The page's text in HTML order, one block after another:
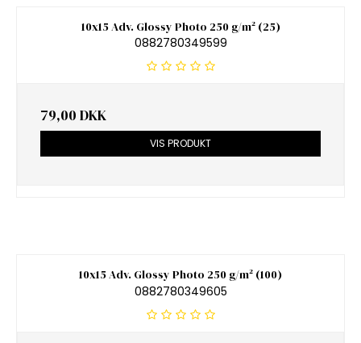
10x15 Adv. Glossy Photo 250 g/m² (25)
0882780349599
79,00 DKK
VIS PRODUKT
10x15 Adv. Glossy Photo 250 g/m² (100)
0882780349605